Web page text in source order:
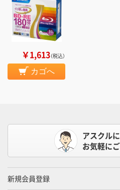
￥1,613（税込）
カゴへ
アスクル
お気軽に
新規会員登録